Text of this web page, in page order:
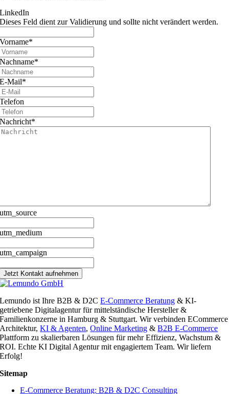
LinkedIn
Dieses Feld dient zur Validierung und sollte nicht verändert werden.
Vorname*
Nachname*
E-Mail*
Telefon
Nachricht*
utm_source
utm_medium
utm_campaign
Jetzt Kontakt aufnehmen
Lemundo ist Ihre B2B & D2CE-Commerce Beratung & KI-
getriebene Digitalagentur für mittelständische Hersteller &
Familienkonzerne in Hamburg & Stuttgart. Wir verbinden ECommerce
Architektur,KI & Agenten,Online Marketing &B2B E-Commerce
Plattform zu skalierbaren Lösungen für mehr Effizienz, Wachstum &
ROI. Echte KI Digital Agentur mit engagiertem Team. Wir liefern
Erfolg!
Sitemap
E-Commerce Beratung: B2B & D2C Consulting